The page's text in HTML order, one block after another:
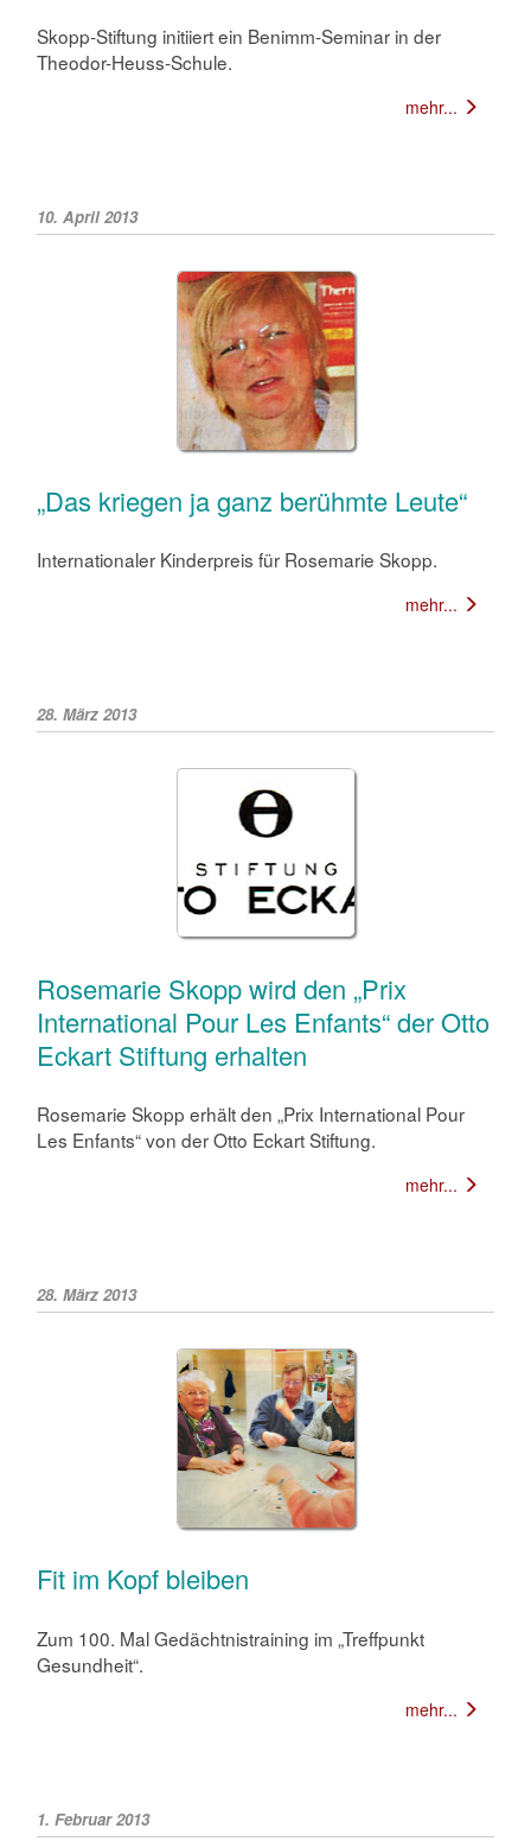
Skopp-Stiftung initiiert ein Benimm-Seminar in der
Theodor-Heuss-Schule.
mehr...
10. April 2013
„Das kriegen ja ganz berühmte Leute“
Internationaler Kinderpreis für Rosemarie Skopp.
mehr...
28. März 2013
Rosemarie Skopp wird den „Prix
International Pour Les Enfants“ der Otto
Eckart Stiftung erhalten
Rosemarie Skopp erhält den „Prix International Pour
Les Enfants“ von der Otto Eckart Stiftung.
mehr...
28. März 2013
Fit im Kopf bleiben
Zum 100. Mal Gedächtnistraining im „Treffpunkt
Gesundheit“.
mehr...
1. Februar 2013